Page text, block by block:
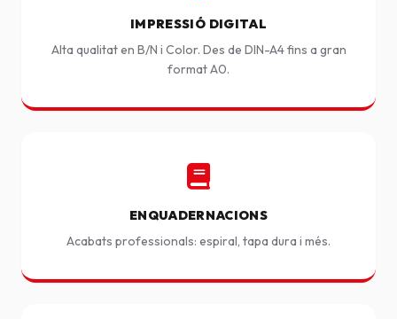
IMPRESSIÓ DIGITAL
Alta qualitat en B/N i Color. Des de DIN-A4 fins a gran
format A0.
ENQUADERNACIONS
Acabats professionals: espiral, tapa dura i més.